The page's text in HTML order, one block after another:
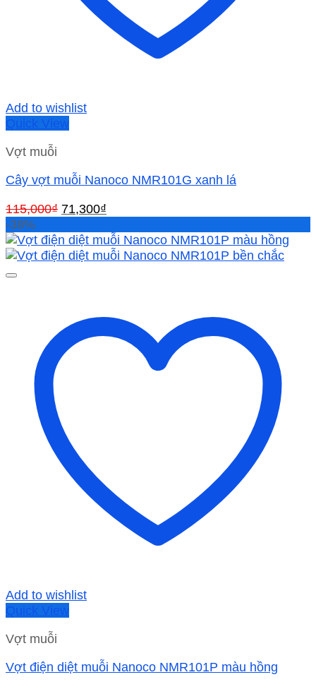
Add to wishlist
Quick View
Vợt muỗi
Cây vợt muỗi Nanoco NMR101G xanh lá
115,000₫ Giá
là:
115,000₫.
71,300₫
tại
là:
-38%
Add to wishlist
Quick View
Vợt muỗi
Vợt điện diệt muỗi Nanoco NMR101P màu hồng